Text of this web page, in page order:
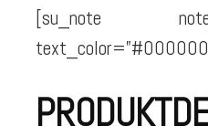
[su_note